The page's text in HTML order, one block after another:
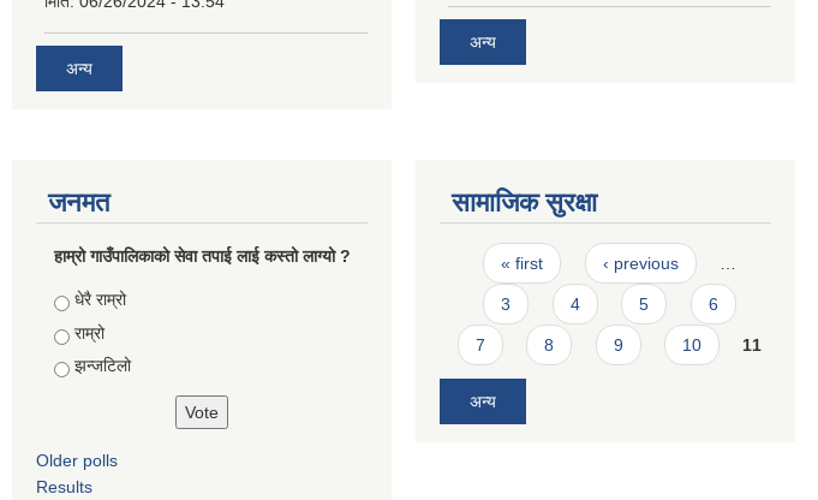
अन्य
अन्य
जनमत
हाम्रो गाउँपालिकाको सेवा तपाई लाई कस्तो लाग्यो ?
Choices
धेरै राम्रो
राम्रो
झन्जटिलो
Older polls
Results
सामाजिक सुरक्षा
Pages
« first ‹ previous …
3 4 5 6
7 8 9 10 11
अन्य